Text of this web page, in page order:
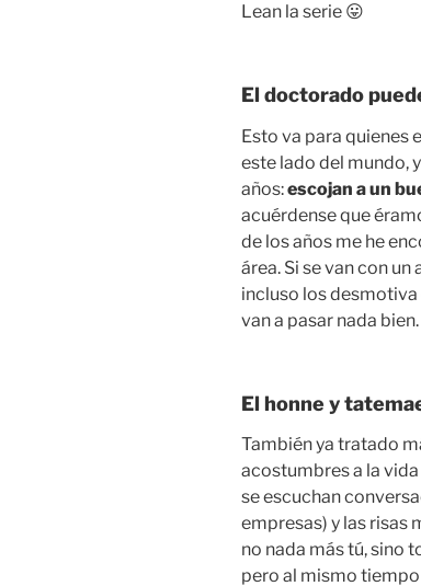
Lean la serie 😛
El doctorado
Esto va para quienes
este lado del mundo,
años:escojan a un
acuérdense que
de los años me he
área. Si se van con
incluso los desmotiva
van a pasar nada bien.
El honne y
También ya tratado
acostumbres a la
se escuchan
empresas) y las risas
no nada más tú, sino
pero al mismo